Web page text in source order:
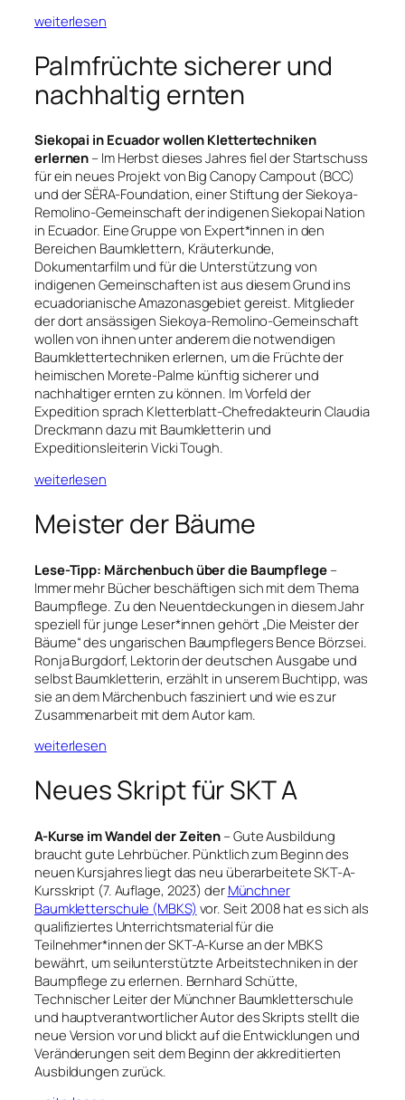
weiterlesen
Palmfrüchte sicherer und
nachhaltig ernten
Siekopai in Ecuador wollen Klettertechniken
erlernen – Im Herbst dieses Jahres fiel der Startschuss
für ein neues Projekt von Big Canopy Campout (BCC)
und der SËRA-Foundation, einer Stiftung der Siekoya-
Remolino-Gemeinschaft der indigenen Siekopai Nation
in Ecuador. Eine Gruppe von Expert*innen in den
Bereichen Baumklettern, Kräuterkunde,
Dokumentarfilm und für die Unterstützung von
indigenen Gemeinschaften ist aus diesem Grund ins
ecuadorianische Amazonasgebiet gereist. Mitglieder
der dort ansässigen Siekoya-Remolino-Gemeinschaft
wollen von ihnen unter anderem die notwendigen
Baumklettertechniken erlernen, um die Früchte der
heimischen Morete-Palme künftig sicherer und
nachhaltiger ernten zu können. Im Vorfeld der
Expedition sprach Kletterblatt-Chefredakteurin Claudia
Dreckmann dazu mit Baumkletterin und
Expeditionsleiterin Vicki Tough.
weiterlesen
Meister der Bäume
Lese-Tipp: Märchenbuch über die Baumpflege–
Immer mehr Bücher beschäftigen sich mit dem Thema
Baumpflege. Zu den Neuentdeckungen in diesem Jahr
speziell für junge Leser*innen gehört „Die Meister der
Bäume“ des ungarischen Baumpflegers Bence Börzsei.
Ronja Burgdorf, Lektorin der deutschen Ausgabe und
selbst Baumkletterin, erzählt in unserem Buchtipp, was
sie an dem Märchenbuch fasziniert und wie es zur
Zusammenarbeit mit dem Autor kam.
weiterlesen
Neues Skript für SKT A
A-Kurse im Wandel der Zeiten – Gute Ausbildung
braucht gute Lehrbücher. Pünktlich zum Beginn des
neuen Kursjahres liegt das neu überarbeitete SKT-A-
Kursskript (7. Auflage, 2023) der Münchner
Baumkletterschule (MBKS) vor. Seit 2008 hat es sich als
qualifiziertes Unterrichtsmaterial für die
Teilnehmer*innen der SKT-A-Kurse an der MBKS
bewährt, um seilunterstützte Arbeitstechniken in der
Baumpflege zu erlernen. Bernhard Schütte,
Technischer Leiter der Münchner Baumkletterschule
und hauptverantwortlicher Autor des Skripts stellt die
neue Version vor und blickt auf die Entwicklungen und
Veränderungen seit dem Beginn der akkreditierten
Ausbildungen zurück.